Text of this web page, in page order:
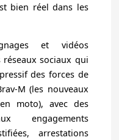
bien réel dans les
et vidéos
sociaux qui
des forces de
M (les nouveaux
moto), avec des
engagements
arrestations